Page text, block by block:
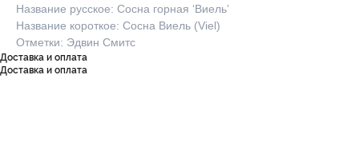
Название русское: Сосна горная ‘Виель’
Название короткое: Сосна Виель (Viel)
Отметки: Эдвин Смитс
Доставка и оплата
Доставка и оплата